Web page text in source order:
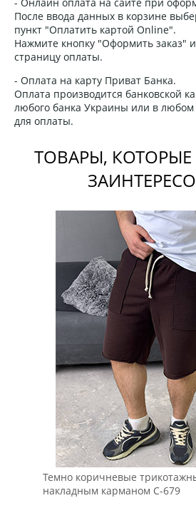
После ввода данных в корзине
пункт "Оплатить картой Online".
Нажмите кнопку "Оформить заказ"
страницу оплаты.
- Оплата на карту Приват Банка.
Оплата производится банковской
любого банка Украины или в
для оплаты.
ТОВАРЫ,
Темно коричневые
накладным карманом С-679